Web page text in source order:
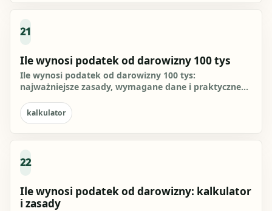
21
Ile wynosi podatek od darowizny 100 tys
Ile wynosi podatek od darowizny 100 tys:
najważniejsze zasady, wymagane dane i praktyczne
kalkulator
22
Ile wynosi podatek od darowizny: kalkulator
i zasady